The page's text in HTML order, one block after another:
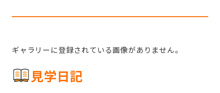
ギャラリーに登録されている画像がありません。
見学日記